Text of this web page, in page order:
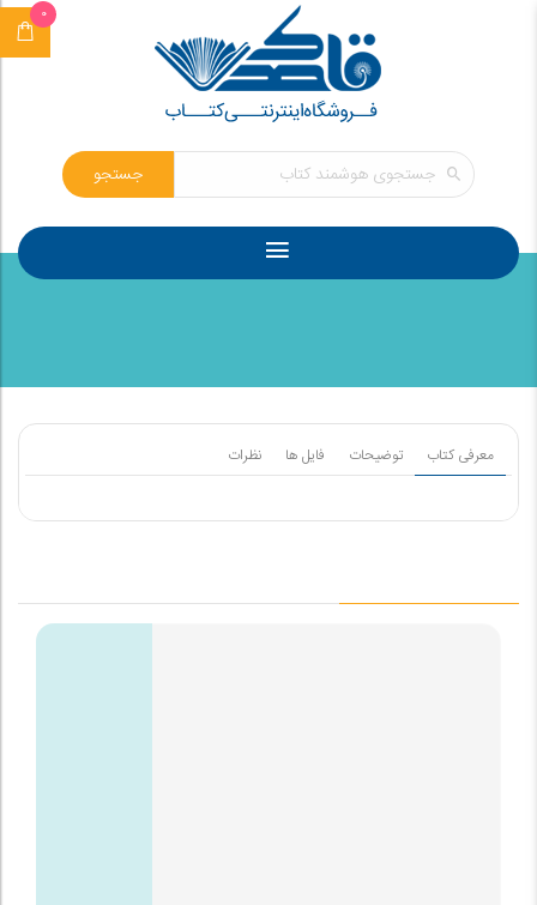
0
جستجو
معرفی کتاب توضیحات فایل ها نظرات